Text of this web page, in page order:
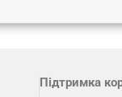
Підтримка